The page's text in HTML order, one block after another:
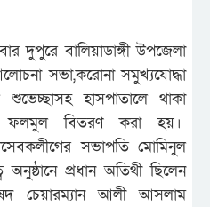
দুপুরে বালিয়াডাঙ্গী উপজেলা
সভা,করোনা সমুখ্যযোদ্ধা
হাসপাতালে থাকা
ফলমুল বিতরণ করা হয়।
সভাপতি মোমিনুল
প্রধান অতিথী ছিলেন
চেয়ারম্যান আলী আসলাম